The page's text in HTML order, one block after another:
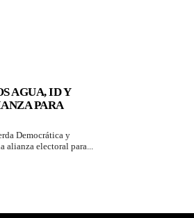
AGUA, ID Y
PARA
Democrática y
electoral para...